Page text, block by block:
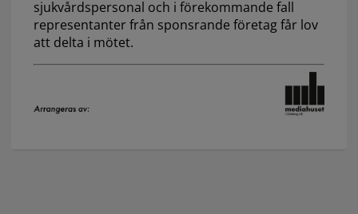
sjukvårdspersonal och i förekommande fall
representanter från sponsrande företag får lov
att delta i mötet.